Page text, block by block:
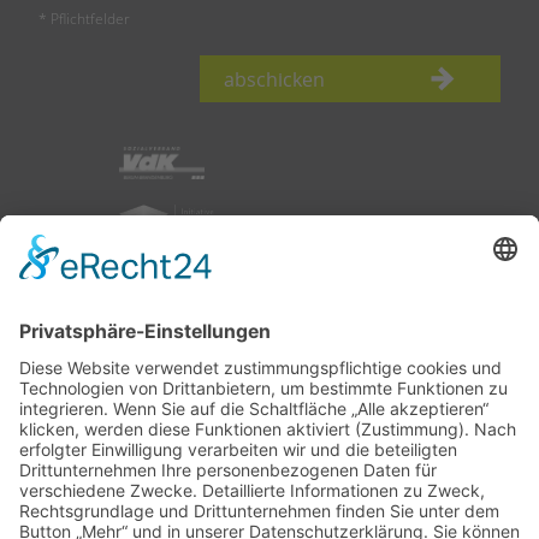
* Pflichtfelder
abschicken